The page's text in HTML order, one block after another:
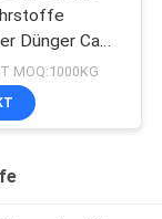
Dünger Ca
Cu B Mo
MOQ:1000KG